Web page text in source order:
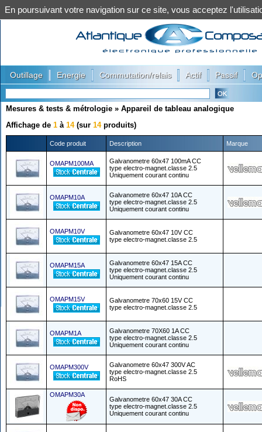
Outillage Energie Commutation/relais Actif Passif
Mesures & tests & métrologie » Appareil de tableau analogique
Affichage de 1 à 14(sur 14produits)
Code produit Description Marque
OMAPM100MA
Galvanometre 60x47 100mA CC
type electro-magnet.classe 2.5
Uniquement courant continu
OMAPM10A
Galvanometre 60x47 10A CC
type electro-magnet.classe 2.5
Uniquement courant continu
OMAPM10V
Galvanometre 60x47 10V CC
type electro-magnet.classe 2.5
OMAPM15A
Galvanometre 60x47 15A CC
type electro-magnet.classe 2.5
Uniquement courant continu
OMAPM15V
Galvanometre 70x60 15V CC
type electro-magnet.classe 2.5
OMAPM1A
Galvanometre 70X60 1A CC
type electro-magnet.classe 2.5
Uniquement courant continu
OMAPM300V
Galvanometre 60x47 300V AC
type electro-magnet.classe 2.5
RoHS
OMAPM30A
Galvanometre 60x47 30A CC
type electro-magnet.classe 2.5
Uniquement courant continu
En poursuivant votre navigation sur ce site, vous acceptez